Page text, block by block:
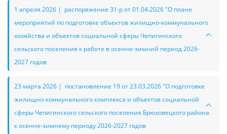
1 апреля 2026 | распоряжение 31-р от 01.04.2026 "О плане
мероприятий по подготовке объектов жилищно-коммунального
хозяйства и объектов социальной сферы Чепигинского
сельского поселения к работе в осенне-зимний период 2026-
2027 годов
23 марта 2026 | постановление 19 от 23.03.2026 "О подготовке
жилищно-коммунального комплекса и объектов социальной
сферы Чепигинского сельского поселения Брюховецкого района
к осенне-зимнему периоду 2026-2027 годов